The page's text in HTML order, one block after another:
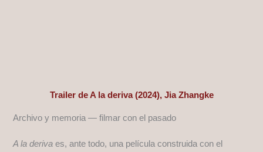
Trailer de A la deriva (2024), Jia Zhangke
Archivo y memoria — filmar con el pasado
A la deriva es, ante todo, una película construida con el